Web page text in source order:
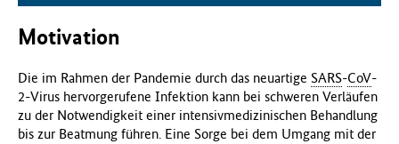
Motivation
Die im Rahmen der Pandemie durch das neuartige SARS-CoV-
2-Virus hervorgerufene Infektion kann bei schweren Verläufen
zu der Notwendigkeit einer intensivmedizinischen Behandlung
bis zur Beatmung führen. Eine Sorge bei dem Umgang mit der